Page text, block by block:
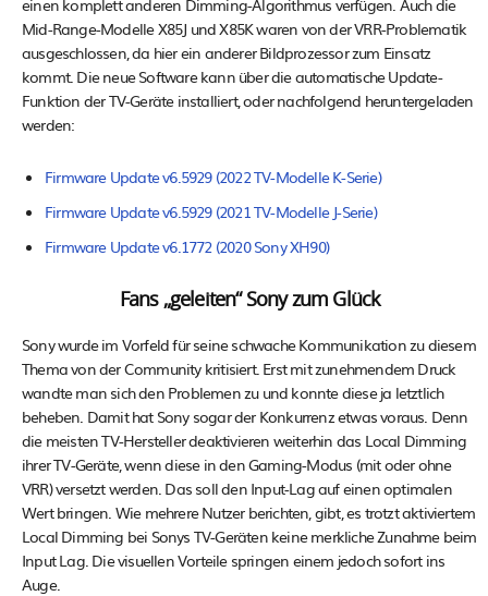
Mid-Range-Modelle X85J und X85K waren von der VRR-Problematik
ausgeschlossen, da hier ein anderer Bildprozessor zum Einsatz
kommt. Die neue Software kann über die automatische Update-
Funktion der TV-Geräte installiert, oder nachfolgend heruntergeladen
werden:
Firmware Update v6.5929 (2022 TV-Modelle K-Serie)
Firmware Update v6.5929 (2021 TV-Modelle J-Serie)
Firmware Update v6.1772 (2020 Sony XH90)
Fans „geleiten“ Sony zum Glück
Sony wurde im Vorfeld für seine schwache Kommunikation zu diesem
Thema von der Community kritisiert. Erst mit zunehmendem Druck
wandte man sich den Problemen zu und konnte diese ja letztlich
beheben. Damit hat Sony sogar der Konkurrenz etwas voraus. Denn
die meisten TV-Hersteller deaktivieren weiterhin das Local Dimming
ihrer TV-Geräte, wenn diese in den Gaming-Modus (mit oder ohne
VRR) versetzt werden. Das soll den Input-Lag auf einen optimalen
Wert bringen. Wie mehrere Nutzer berichten, gibt, es trotzt aktiviertem
Local Dimming bei Sonys TV-Geräten keine merkliche Zunahme beim
Input Lag. Die visuellen Vorteile springen einem jedoch sofort ins
Auge.